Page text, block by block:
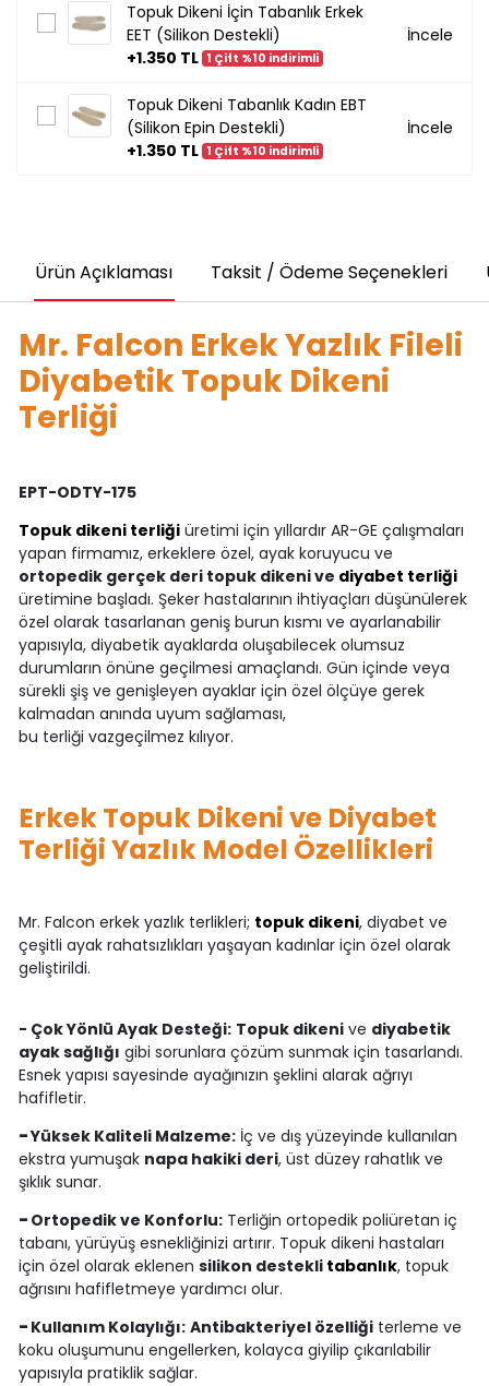
Topuk Dikeni İçin Tabanlık Erkek
EET (Silikon Destekli)
+1.350 TL 1 Çift %10 indirimli
İncele
Topuk Dikeni Tabanlık Kadın EBT
(Silikon Epin Destekli)
+1.350 TL 1 Çift %10 indirimli
İncele
Ürün Açıklaması Taksit / Ödeme Seçenekleri
Mr. Falcon Erkek Yazlık Fileli
Diyabetik Topuk Dikeni
Terliği
EPT-ODTY-175
Topuk dikeni terliğiüretimi için yıllardır AR-GE çalışmaları
yapan firmamız, erkeklere özel, ayak koruyucu ve
ortopedik gerçek deri topuk dikeni ve diyabet terliği
üretimine başladı. Şeker hastalarının ihtiyaçları düşünülerek
özel olarak tasarlanan geniş burun kısmı ve ayarlanabilir
yapısıyla, diyabetik ayaklarda oluşabilecek olumsuz
durumların önüne geçilmesi amaçlandı. Gün içinde veya
sürekli şiş ve genişleyen ayaklar için özel ölçüye gerek
kalmadan anında uyum sağlaması,
bu terliği vazgeçilmez kılıyor.
Erkek Topuk Dikeni ve Diyabet
Terliği Yazlık Model Özellikleri
Mr. Falcon erkek yazlık terlikleri; topuk dikeni, diyabet ve
çeşitli ayak rahatsızlıkları yaşayan kadınlar için özel olarak
geliştirildi.
- Çok Yönlü Ayak Desteği: Topuk dikenive diyabetik
ayak sağlığı gibi sorunlara çözüm sunmak için tasarlandı.
Esnek yapısı sayesinde ayağınızın şeklini alarak ağrıyı
hafifletir.
-Yüksek Kaliteli Malzeme:İç ve dış yüzeyinde kullanılan
ekstra yumuşak napa hakiki deri, üst düzey rahatlık ve
şıklık sunar.
- Ortopedik ve Konforlu:Terliğin ortopedik poliüretan iç
tabanı, yürüyüş esnekliğinizi artırır. Topuk dikeni hastaları
için özel olarak eklenen silikon destekli tabanlık, topuk
ağrısını hafifletmeye yardımcı olur.
- Kullanım Kolaylığı: Antibakteriyel özelliğiterleme ve
koku oluşumunu engellerken, kolayca giyilip çıkarılabilir
yapısıyla pratiklik sağlar.